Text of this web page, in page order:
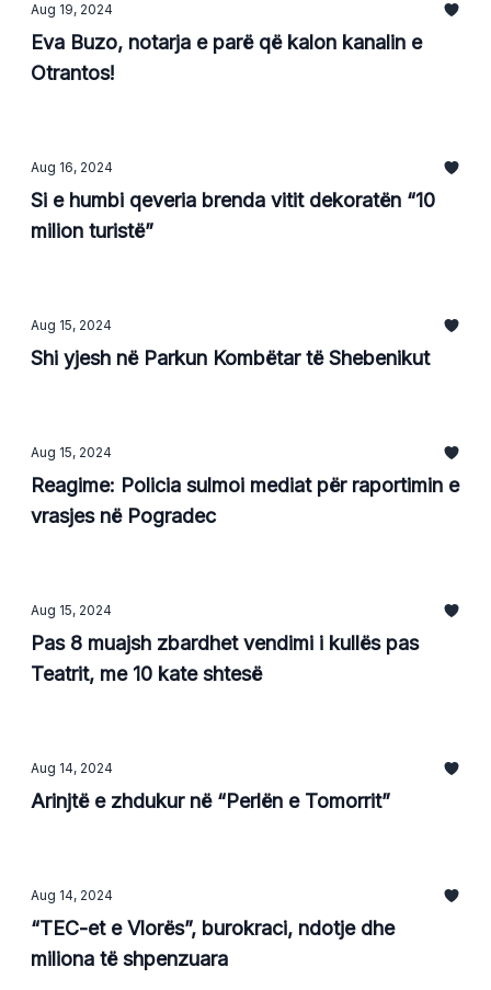
Aug 19, 2024
Eva Buzo, notarja e parë që kalon kanalin e
Otrantos!
Aug 16, 2024
Si e humbi qeveria brenda vitit dekoratën “10
milion turistë”
Aug 15, 2024
Shi yjesh në Parkun Kombëtar të Shebenikut
Aug 15, 2024
Reagime: Policia sulmoi mediat për raportimin e
vrasjes në Pogradec
Aug 15, 2024
Pas 8 muajsh zbardhet vendimi i kullës pas
Teatrit, me 10 kate shtesë
Aug 14, 2024
Arinjtë e zhdukur në “Perlën e Tomorrit”
Aug 14, 2024
“TEC-et e Vlorës”, burokraci, ndotje dhe
miliona të shpenzuara